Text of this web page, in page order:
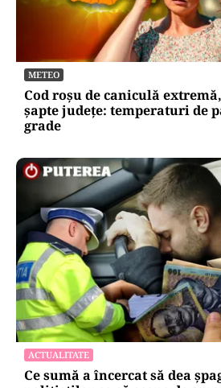
METEO
Cod roșu de caniculă
șapte județe: temperaturi de
grade
ACTUALITATE
Ce sumă a încercat să dea